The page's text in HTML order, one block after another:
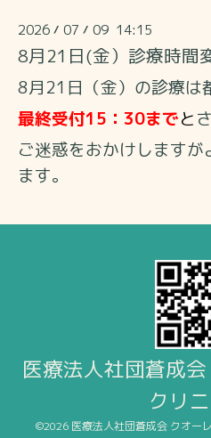
2026 / 07 / 09 14:15
8月21日(金）診療時間
8月21 日（金）の診療は
最終受付15：30までと
ご迷惑をおかけします
ます。
医療法人社団蒼成
クリ
©2026 医療法人社団蒼成会 クオー